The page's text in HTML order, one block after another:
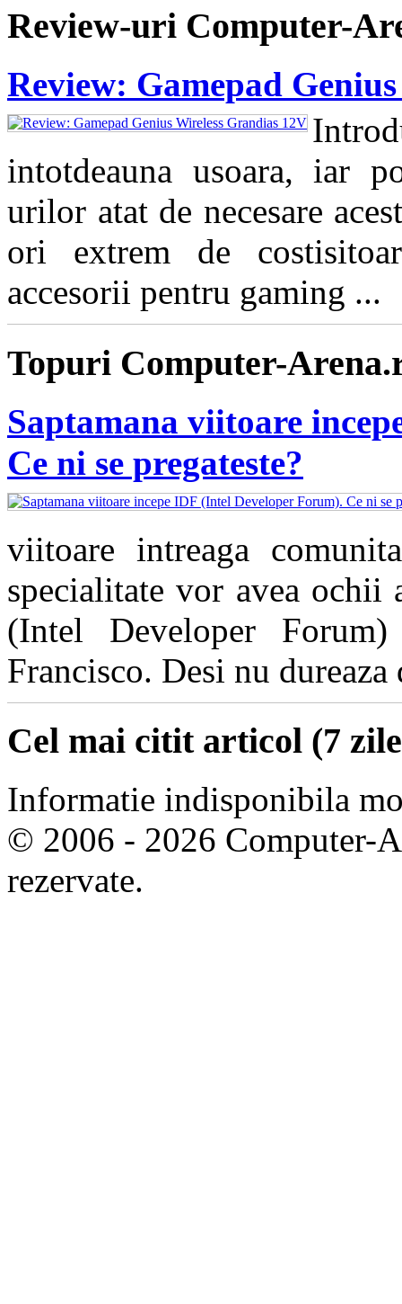
Review-uri Computer-
Review: Gamepad
intotdeauna usoara, iar
urilor atat de necesare
ori extrem de
accesorii pentru gaming ...
Topuri Computer-
Saptamana viitoare
Ce ni se pregateste?
viitoare intreaga
specialitate vor avea
(Intel Developer
Francisco. Desi nu
Cel mai citit articol (7
Informatie indisponibila
© 2006 - 2026 Computer-
rezervate.